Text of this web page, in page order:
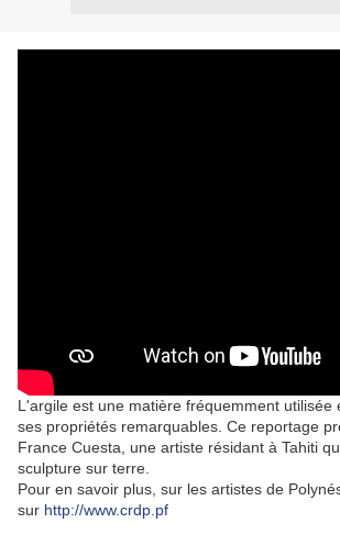
L'argile est une matière fréquemment utilisée
ses propriétés remarquables. Ce reportage
France Cuesta, une artiste résidant à Tahiti
sculpture sur terre.
Pour en savoir plus, sur les artistes de
sur http://www.crdp.pf